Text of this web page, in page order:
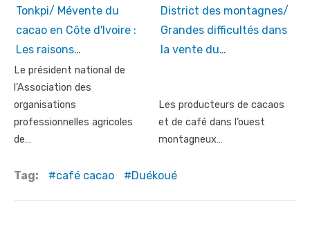
Tonkpi/ Mévente du
cacao en Côte d'Ivoire :
Les raisons…
Le président national de
l’Association des
organisations
professionnelles agricoles
de…
District des montagnes/
Grandes difficultés dans
la vente du…
Les producteurs de cacaos
et de café dans l’ouest
montagneux…
Tag: café cacao Duékoué